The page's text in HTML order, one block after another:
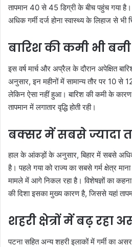
तापमान 40 से 45 डिग्री के बीच पहुंच गया
अधिक गर्मी दर्ज होना स्वास्थ्य के लिहाज से भी
बारिश की कमी भी
इस वर्ष मार्च और अप्रैल के दौरान अपेक्षित
अनुसार, इन महीनों में सामान्य तौर पर 10 से 12
लेकिन ऐसा नहीं हुआ। बारिश की कमी के
तापमान में लगातार वृद्धि होती रही।
बक्सर में सबसे ज्यादा
हाल के आंकड़ों के अनुसार, बिहार में सबसे अधिक
है। पहले गया को राज्य का सबसे गर्म क्षेत्र
मामले में आगे निकल रहा है। विशेषज्ञों का
की दिशा इसका मुख्य कारण है, जिससे यहां
शहरी क्षेत्रों में बढ़ रहा
पटना सहित अन्य शहरी इलाकों में गर्मी का